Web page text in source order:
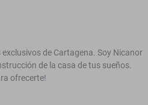
de Cartagena. Soy Nicanor
de la casa de tus sueños.
ofrecerte!